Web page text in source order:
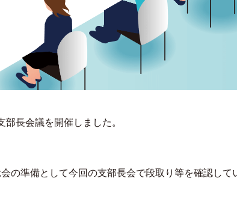
長会議を開催しました。
の準備として今回の支部長会で段取り等を確認して